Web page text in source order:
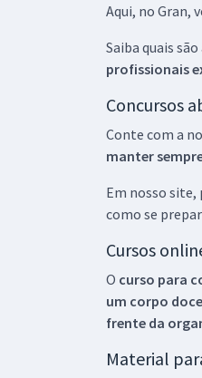
Aqui, no Gran,
Saiba quais
profissionais
Concursos
Conte com a
manter
Em nosso site,
como se
Cursos
O curso para
um corpo
frente da
Material